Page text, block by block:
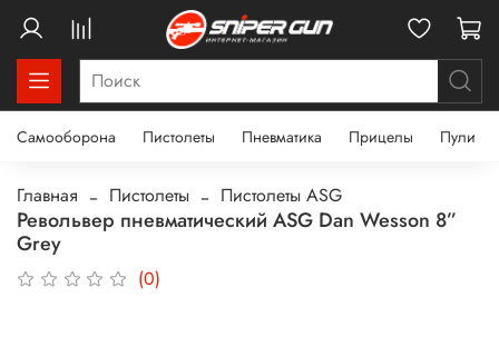
Самооборона Пистолеты Пневматика Прицелы Пули
Главная Пистолеты Пистолеты ASG
Револьвер пневматический ASG Dan Wesson 8”
Grey
(0)